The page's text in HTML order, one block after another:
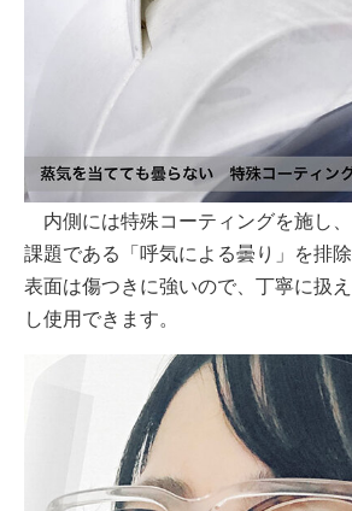
内側には特殊コーティングを施し
課題である「呼気による曇り」を排除
表面は傷つきに強いので、丁寧に扱
し使用できます。